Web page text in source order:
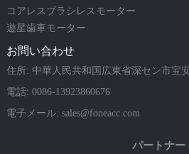
コアレスブラシレスモーター
遊星歯車モーター
お問い合わせ
住所: 中華人民共和国広東省深セン市宝
電話: 0086-13923860676
電子メール: sales@foneacc.com
パートナー